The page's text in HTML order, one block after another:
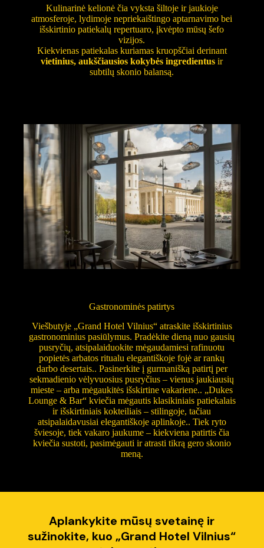
Kulinarinė kelionė čia vyksta šiltoje ir jaukioje
atmosferoje, lydimoje nepriekaištingo aptarnavimo bei
išskirtinio patiekalų repertuaro, įkvėpto mūsų šefo
vizijos.
Kiekvienas patiekalas kuriamas kruopščiai derinant
vietinius, aukščiausios kokybės ingredientus ir
subtilų skonio balansą.
Gastronominės patirtys
Viešbutyje „Grand Hotel Vilnius“ atraskite išskirtinius
gastronominius pasiūlymus. Pradėkite dieną nuo gausių
pusryčių, atsipalaiduokite mėgaudamiesi rafinuotu
popietės arbatos ritualu elegantiškoje fojė ar rankų
darbo desertais.. Pasinerkite į gurmanišką patirtį per
sekmadienio vėlyvuosius pusryčius – vienus jaukiausių
mieste – arba mėgaukitės išskirtine vakariene.. „Dukes
Lounge & Bar“ kviečia mėgautis klasikiniais patiekalais
ir išskirtiniais kokteiliais – stilingoje, tačiau
atsipalaidavusiai elegantiškoje aplinkoje.. Tiek ryto
šviesoje, tiek vakaro jaukume – kiekviena patirtis čia
kviečia sustoti, pasimėgauti ir atrasti tikrą gero skonio
meną.
Aplankykite mūsų svetainę ir
sužinokite, kuo „Grand Hotel Vilnius“